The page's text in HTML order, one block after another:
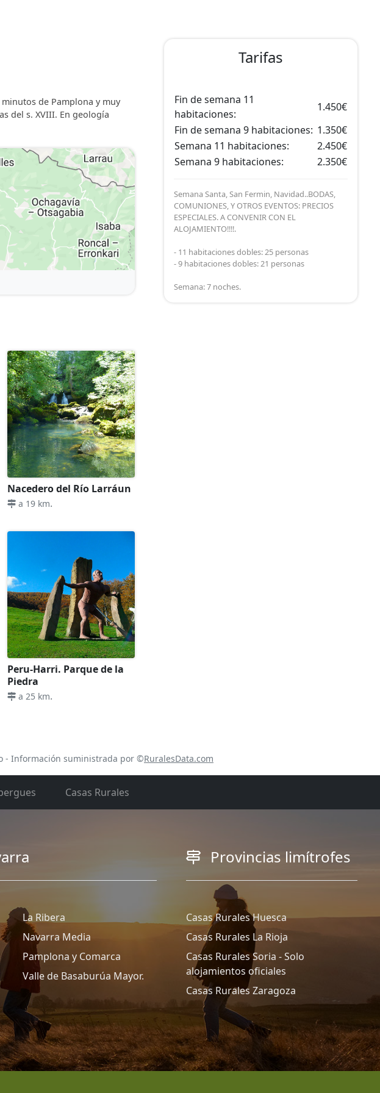
de Pamplona y muy
del s. XVIII. En geología
Nacedero del Río Larráun
a 19 km.
Peru-Harri. Parque de la
Piedra
a 25 km.
Tarifas
Fin de semana 11
habitaciones:
1.450€
Fin de semana 9 habitaciones: 1.350€
Semana 11 habitaciones:
2.450€
Semana 9 habitaciones:
2.350€
Semana Santa, San Fermin, Navidad..BODAS,
COMUNIONES, Y OTROS EVENTOS: PRECIOS
ESPECIALES. A CONVENIR CON EL
ALOJAMIENTO!!!!.
- 11 habitaciones dobles: 25 personas
- 9 habitaciones dobles: 21 personas
Semana: 7 noches.
- Información suministrada por ©RuralesData.com
Casas Rurales
La Ribera
Navarra Media
Pamplona y Comarca
Valle de Basaburúa Mayor.
Provincias limítrofes
Casas Rurales Huesca
Casas Rurales La Rioja
Casas Rurales Soria - Solo
alojamientos oficiales
Casas Rurales Zaragoza